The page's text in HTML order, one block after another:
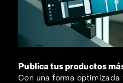
Publica tus productos
Con una forma optimizada